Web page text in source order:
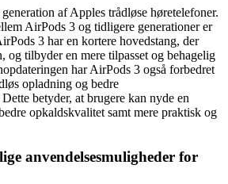
af Apples trådløse høretelefoner.
AirPods 3 og tidligere generationer er
3 har en kortere hovedstang, der
og tilbyder en mere tilpasset og behagelig
har AirPods 3 også forbedret
opladning og bedre
betyder, at brugere kan nyde en
opkaldskvalitet samt mere praktisk og
anvendelsesmuligheder for